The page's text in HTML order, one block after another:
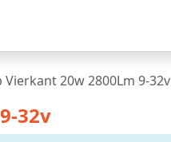
Vierkant 20w 2800Lm 9-32v
32v